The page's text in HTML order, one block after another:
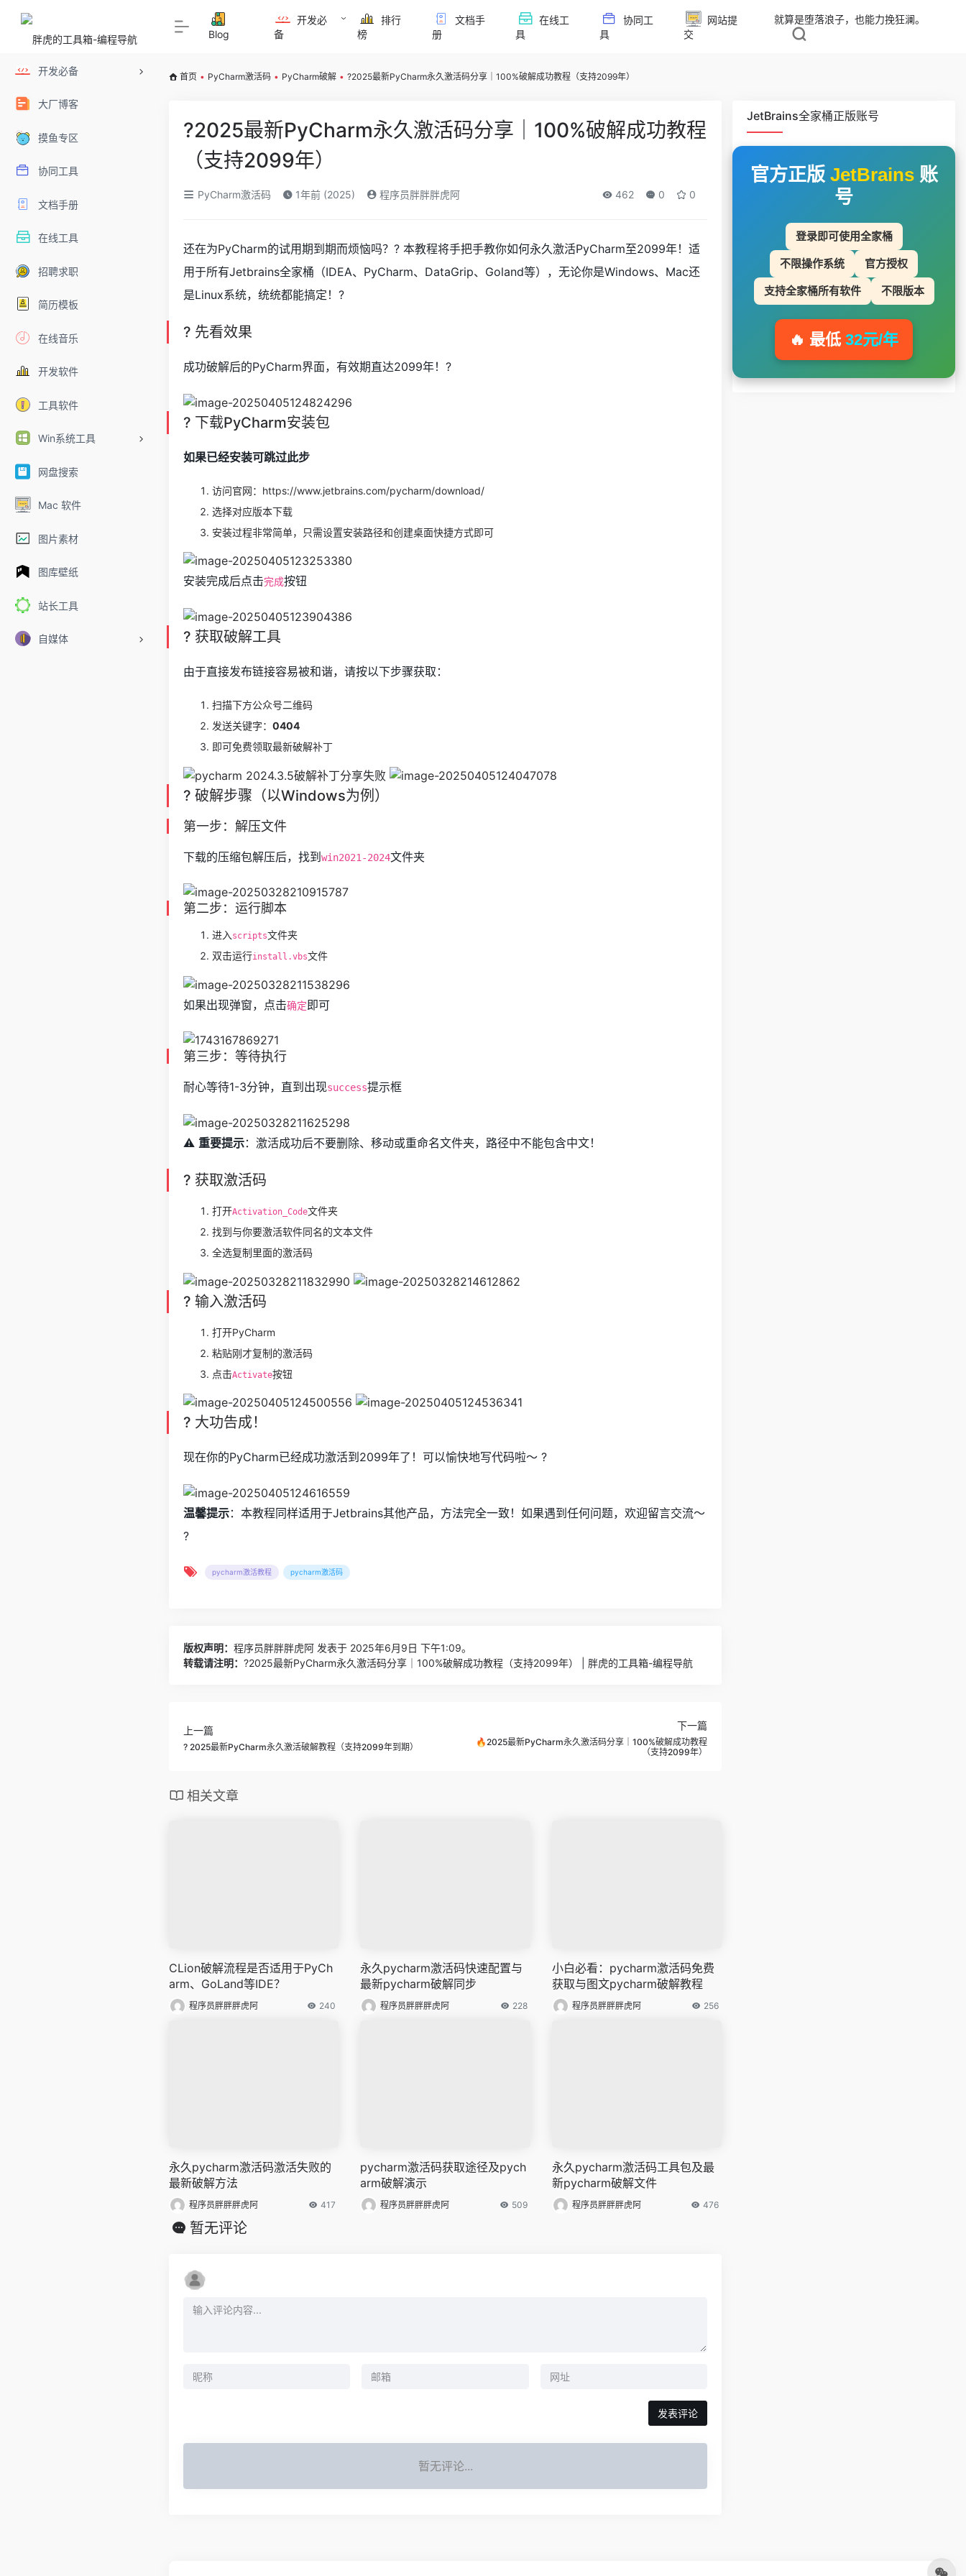
开发必备
大厂博客
摸鱼专区
协同工具
文档手册
在线工具
招聘求职
简历模板
在线音乐
开发软件
工具软件
Win系统工具
网盘搜索
Mac 软件
图片素材
图库壁纸
站长工具
自媒体
Blog
开发必
备
排行
榜
文档手
册
在线工
具
协同工
具
网站提
交
就算是堕落浪子，也能力挽狂澜。
首页 • PyCharm激活码 • PyCharm破解 • ?2025最新PyCharm永久激活码分享｜100%破解成功教程（支持2099年）
?2025最新PyCharm永久激活码分享｜100%破解成功教程
（支持2099年）
PyCharm激活码 1年前 (2025) 程序员胖胖胖虎阿 462 0 0
还在为PyCharm的试用期到期而烦恼吗？? 本教程将手把手教你如何永久激活PyCharm至2099年！适
用于所有Jetbrains全家桶（IDEA、PyCharm、DataGrip、Goland等），无论你是Windows、Mac还
是Linux系统，统统都能搞定！?
? 先看效果
成功破解后的PyCharm界面，有效期直达2099年！?
? 下载PyCharm安装包
如果已经安装可跳过此步
访问官网：https://www.jetbrains.com/pycharm/download/
选择对应版本下载
安装过程非常简单，只需设置安装路径和创建桌面快捷方式即可
安装完成后点击完成按钮
? 获取破解工具
由于直接发布链接容易被和谐，请按以下步骤获取：
扫描下方公众号二维码
发送关键字： 0404
即可免费领取最新破解补丁
? 破解步骤（以Windows为例）
第一步：解压文件
下载的压缩包解压后，找到win2021-2024文件夹
第二步：运行脚本
进入 scripts文件夹
双击运行install.vbs文件
如果出现弹窗，点击确定即可
第三步：等待执行
耐心等待1-3分钟，直到出现success提示框
⚠️ 重要提示：激活成功后不要删除、移动或重命名文件夹，路径中不能包含中文！
? 获取激活码
打开Activation_Code文件夹
找到与你要激活软件同名的文本文件
全选复制里面的激活码
? 输入激活码
打开PyCharm
粘贴刚才复制的激活码
点击Activate按钮
? 大功告成！
现在你的PyCharm已经成功激活到2099年了！可以愉快地写代码啦～ ?
温馨提示：本教程同样适用于Jetbrains其他产品，方法完全一致！如果遇到任何问题，欢迎留言交流～
?
pycharm激活教程 pycharm激活码
版权声明： 程序员胖胖胖虎阿 发表于 2025年6月9日 下午1:09。
转载请注明： ?2025最新PyCharm永久激活码分享｜100%破解成功教程（支持2099年） | 胖虎的工具箱-编程导航
上一篇
? 2025最新PyCharm永久激活破解教程（支持2099年到期）
下一篇
🔥2025最新PyCharm永久激活码分享｜100%破解成功教程
（支持2099年）
相关文章
CLion破解流程是否适用于PyCh
arm、GoLand等IDE？
程序员胖胖胖虎阿 240
永久pycharm激活码快速配置与
最新pycharm破解同步
程序员胖胖胖虎阿 228
小白必看：pycharm激活码免费
获取与图文pycharm破解教程
程序员胖胖胖虎阿 256
永久pycharm激活码激活失败的
最新破解方法
程序员胖胖胖虎阿 417
pycharm激活码获取途径及pych
arm破解演示
程序员胖胖胖虎阿 509
永久pycharm激活码工具包及最
新pycharm破解文件
程序员胖胖胖虎阿 476
暂无评论
暂无评论...
JetBrains全家桶正版账号
官方正版 JetBrains账
号
登录即可使用全家桶
不限操作系统 官方授权
支持全家桶所有软件 不限版本
🔥 最低 32元/年